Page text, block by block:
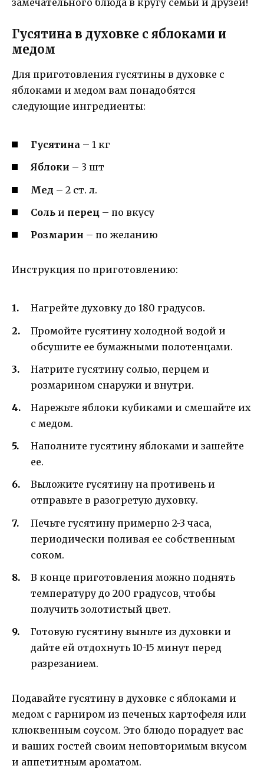
Гусятина в духовке с яблоками и
медом
Для приготовления гусятины в духовке с
яблоками и медом вам понадобятся
следующие ингредиенты:
Гусятина – 1 кг
Яблоки – 3 шт
Мед – 2 ст. л.
Соль и перец – по вкусу
Розмарин – по желанию
Инструкция по приготовлению:
Нагрейте духовку до 180 градусов.
Промойте гусятину холодной водой и
обсушите ее бумажными полотенцами.
Натрите гусятину солью, перцем и
розмарином снаружи и внутри.
Нарежьте яблоки кубиками и смешайте их
с медом.
Наполните гусятину яблоками и зашейте
ее.
Выложите гусятину на противень и
отправьте в разогретую духовку.
Печьте гусятину примерно 2-3 часа,
периодически поливая ее собственным
соком.
В конце приготовления можно поднять
температуру до 200 градусов, чтобы
получить золотистый цвет.
Готовую гусятину выньте из духовки и
дайте ей отдохнуть 10-15 минут перед
разрезанием.
Подавайте гусятину в духовке с яблоками и
медом с гарниром из печеных картофеля или
клюквенным соусом. Это блюдо порадует вас
и ваших гостей своим неповторимым вкусом
и аппетитным ароматом.